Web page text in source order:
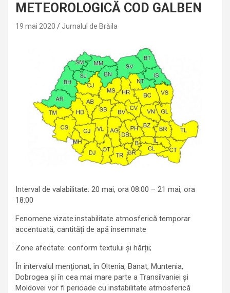
METEOROLOGICĂ COD GALBEN
19 mai 2020 Jurnalul de Brăila
Interval de valabilitate: 20 mai, ora 08:00 – 21 mai, ora
18:00
Fenomene vizate:instabilitate atmosferică temporar
accentuată, cantități de apă însemnate
Zone afectate: conform textului și hărții;
În intervalul menționat, în Oltenia, Banat, Muntenia,
Dobrogea și în cea mai mare parte a Transilvaniei și
Moldovei vor fi perioade cu instabilitate atmosferică